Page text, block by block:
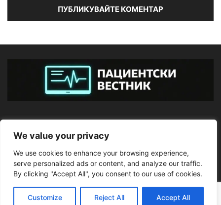
We value your privacy
We use cookies to enhance your browsing experience,
serve personalized ads or content, and analyze our traffic.
By clicking "Accept All", you consent to our use of cookies.
Customize Reject All Accept All
ПОСЛЕДВАЙТЕ НИ